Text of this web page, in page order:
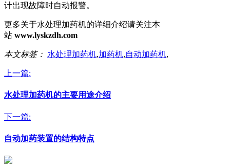
计出现故障时自动报警。
更多关于水处理加药机的详细介绍请关注本
站 www.lyskzdh.com
本文标签： 水处理加药机,加药机,自动加药机,
上一篇:
水处理加药机的主要用途介绍
下一篇:
自动加药装置的结构特点